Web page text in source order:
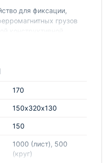
для фиксации,
грузов
конструктивной
груза происходит с
по
регламенту
2011 «О
170
150х320х130
150
1000 (лист), 500
(круг)